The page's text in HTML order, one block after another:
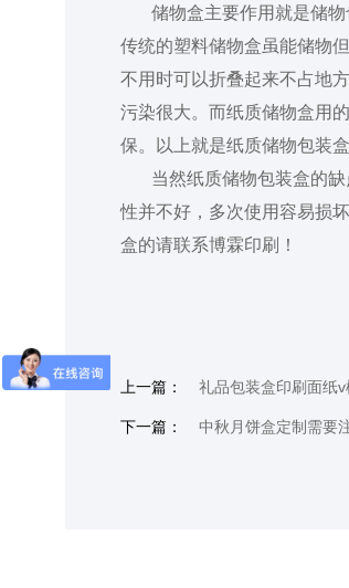
储物盒主要作用就是储物
传统的塑料储物盒虽能储物
不用时可以折叠起来不占地
污染很大。而纸质储物盒用
保。以上就是纸质储物包装
当然纸质储物包装盒的缺
性并不好，多次使用容易损
盒的请联系博霖印刷！
上一篇： 礼品包装盒印刷面纸v
下一篇： 中秋月饼盒定制需要